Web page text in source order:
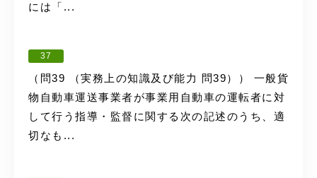
には「...
37
（問39 （実務上の知識及び能力 問39）） 一般貨
物自動車運送事業者が事業用自動車の運転者に対
して行う指導・監督に関する次の記述のうち、適
切なも...